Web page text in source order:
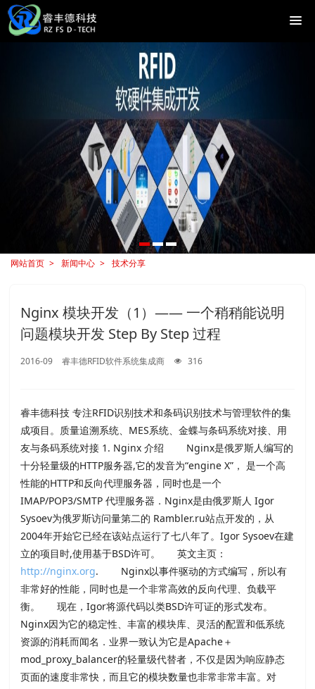
网站首页 新闻中心 技术分享
Nginx 模块开发（1）―― 一个稍稍能说明
问题模块开发 Step By Step 过程
2016-09 睿丰德RFID软件系统集成商 316
睿丰德科技 专注RFID识别技术和条码识别技术与管理软件的集
成项目。质量追溯系统、MES系统、金蝶与条码系统对接、用
友与条码系统对接 1. Nginx 介绍 Nginx是俄罗斯人编写的
十分轻量级的HTTP服务器,它的发音为“engine X”， 是一个高
性能的HTTP和反向代理服务器，同时也是一个
IMAP/POP3/SMTP 代理服务器．Nginx是由俄罗斯人 Igor
Sysoev为俄罗斯访问量第二的 Rambler.ru站点开发的，从
2004年开始它已经在该站点运行了七八年了。Igor Sysoev在建
立的项目时,使用基于BSD许可。 英文主页：
http://nginx.org. Nginx以事件驱动的方式编写，所以有
非常好的性能，同时也是一个非常高效的反向代理、负载平
衡。 现在，Igor将源代码以类BSD许可证的形式发布。
Nginx因为它的稳定性、丰富的模块库、灵活的配置和低系统
资源的消耗而闻名．业界一致认为它是Apache＋
mod_proxy_balancer的轻量级代替者，不仅是因为响应静态
页面的速度非常快，而且它的模块数量也非常非常丰富。对